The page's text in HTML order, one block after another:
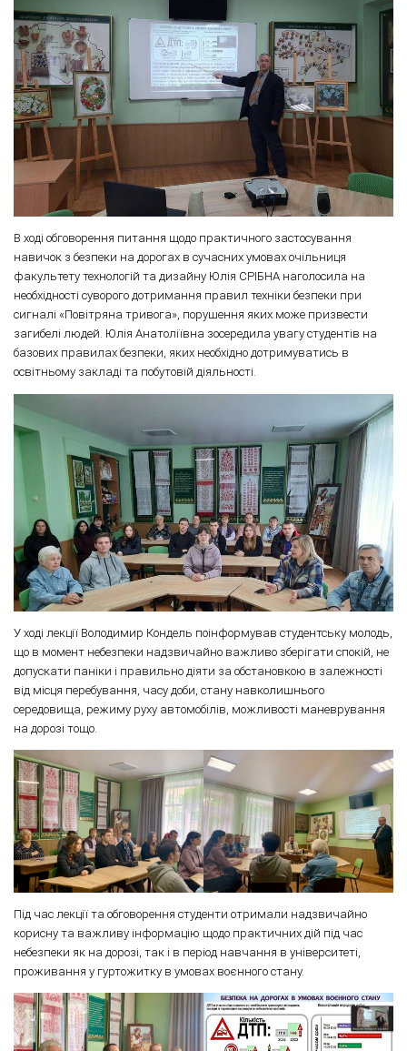
В ході обговорення питання щодо практичного застосування
навичок з безпеки на дорогах в сучасних умовах очільниця
факультету технологій та дизайну Юлія СРІБНА наголосила на
необхідності суворого дотримання правил техніки безпеки при
сигналі «Повітряна тривога», порушення яких може призвести
загибелі людей. Юлія Анатоліївна зосередила увагу студентів на
базових правилах безпеки, яких необхідно дотримуватись в
освітньому закладі та побутовій діяльності.
У ході лекції Володимир Кондель поінформував студентську молодь,
що в момент небезпеки надзвичайно важливо зберігати спокій, не
допускати паніки і правильно діяти за обстановкою в залежності
від місця перебування, часу доби, стану навколишнього
середовища, режиму руху автомобілів, можливості маневрування
на дорозі тощо.
Під час лекції та обговорення студенти отримали надзвичайно
корисну та важливу інформацію щодо практичних дій під час
небезпеки як на дорозі, так і в період навчання в університеті,
проживання у гуртожитку в умовах воєнного стану.